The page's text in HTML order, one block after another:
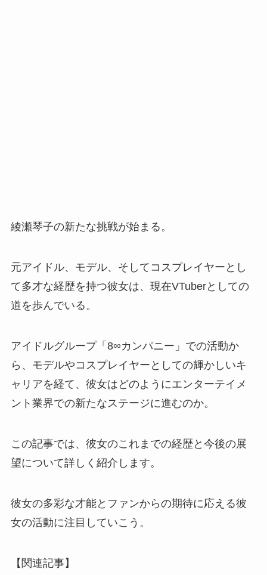
綾瀬琴子の新たな挑戦が始まる。
元アイドル、モデル、そしてコスプレイヤーとし
て多才な経歴を持つ彼女は、現在VTuberとしての
道を歩んでいる。
アイドルグループ「8∞カンパニー」での活動か
ら、モデルやコスプレイヤーとしての輝かしいキ
ャリアを経て、彼女はどのようにエンターテイメ
ント業界での新たなステージに進むのか。
この記事では、彼女のこれまでの経歴と今後の展
望について詳しく紹介します。
彼女の多彩な才能とファンからの期待に応える彼
女の活動に注目していこう。
【関連記事】